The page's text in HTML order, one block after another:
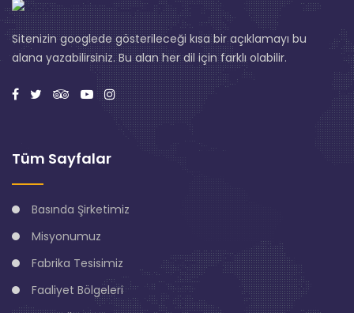
Sitenizin googlede gösterileceği kısa bir açıklamayı bu
alana yazabilirsiniz. Bu alan her dil için farklı olabilir.
Tüm Sayfalar
Basında Şirketimiz
Misyonumuz
Fabrika Tesisimiz
Faaliyet Bölgeleri